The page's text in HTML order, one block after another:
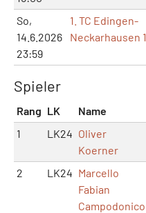
So,
14.6.2026
23:59
1. TC Edingen-
Neckarhausen 1
Spieler
Rang LK Name
1
LK24 Oliver
Koerner
2 LK24 Marcello
Fabian
Campodonico